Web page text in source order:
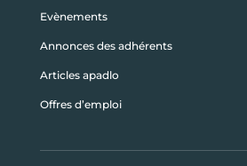
Evènements
Annonces des adhérents
Articles apadlo
Offres d’emploi